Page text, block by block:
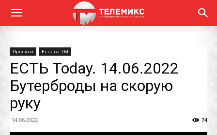
Проекты Есть на ТМ
ЕСТЬ Today. 14.06.2022
Бутерброды на скорую
руку
14.06.2022 74